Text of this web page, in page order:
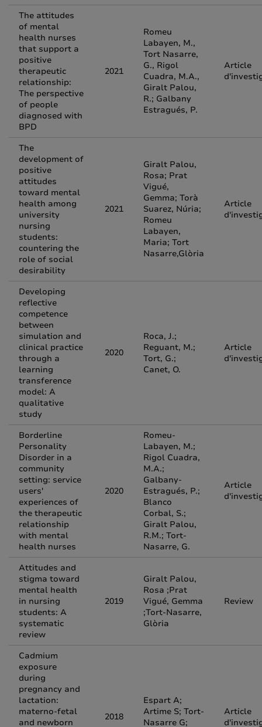
The attitudes
of mental
health nurses
that support a
positive
therapeutic
relationship:
The perspective
of people
diagnosed with
BPD
2021
Romeu
Labayen, M.,
Tort Nasarre,
G., Rigol
Cuadra, M.A.,
Giralt Palou,
R.; Galbany
Estragués, P.
Article
The
development of
positive
attitudes
toward mental
health among
university
nursing
students:
countering the
role of social
desirability
2021
Giralt Palou,
Rosa; Prat
Vigué,
Gemma; Torà
Suarez, Núria;
Romeu
Labayen,
Maria; Tort
Nasarre,Glòria
Article
Developing
reflective
competence
between
simulation and
clinical practice
through a
learning
transference
model: A
qualitative
study
2020
Roca, J.;
Reguant, M.;
Tort, G.;
Canet, O.
Article
Borderline
Personality
Disorder in a
community
setting: service
users'
experiences of
the therapeutic
relationship
with mental
health nurses
2020
Romeu-
Labayen, M.;
Rigol Cuadra,
M.A.;
Galbany-
Estragués, P.;
Blanco
Corbal, S.;
Giralt Palou,
R.M.; Tort-
Nasarre, G.
Article
Attitudes and
stigma toward
mental health
in nursing
students: A
systematic
review
2019
Giralt Palou,
Rosa ;Prat
Vigué, Gemma
;Tort‐Nasarre,
Glòria
Review
Cadmium
exposure
during
pregnancy and
lactation:
materno-fetal
and newborn
2018
Espart A;
Artime S; Tort-
Nasarre G;
Article